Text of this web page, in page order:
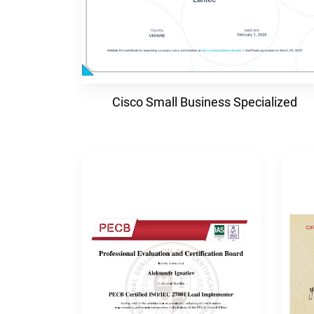
Cisco Small Business Specialized